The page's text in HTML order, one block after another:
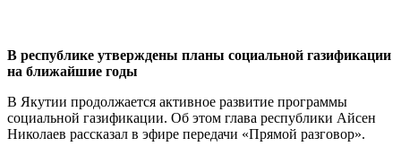
В республике утверждены планы социальной газификации
на ближайшие годы
В Якутии продолжается активное развитие программы
социальной газификации. Об этом глава республики Айсен
Николаев рассказал в эфире передачи «Прямой разговор».